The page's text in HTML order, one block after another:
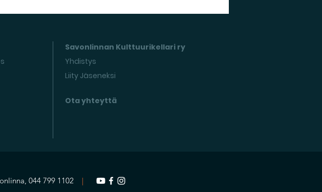
Savonlinnan Kulttuurikellari ry
Yhdistys
Liity Jäseneksi
Ota yhteyttä
044 799 1102 |